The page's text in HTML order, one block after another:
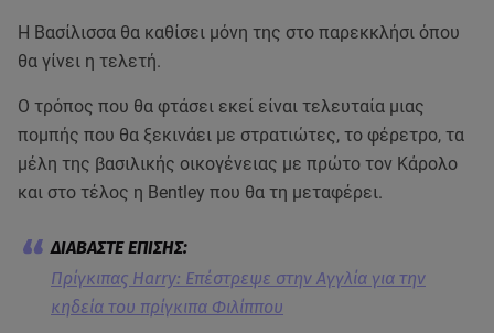
Η Βασίλισσα θα καθίσει μόνη της στο παρεκκλήσι όπου
θα γίνει η τελετή.
Ο τρόπος που θα φτάσει εκεί είναι τελευταία μιας
πομπής που θα ξεκινάει με στρατιώτες, το φέρετρο, τα
μέλη της βασιλικής οικογένειας με πρώτο τον Κάρολο
και στο τέλος η Bentley που θα τη μεταφέρει.
Πρίγκιπας Harry: Επέστρεψε στην Αγγλία για την
κηδεία του πρίγκιπα Φιλίππου